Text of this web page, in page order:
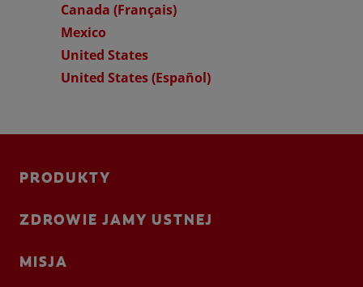
Canada (Français)
Mexico
United States
United States (Español)
PRODUKTY
ZDROWIE JAMY USTNEJ
MISJA